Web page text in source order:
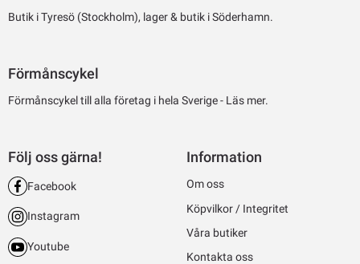
Butik i Tyresö (Stockholm), lager & butik i Söderhamn.
Förmånscykel
Förmånscykel till alla företag i hela Sverige - Läs mer.
Följ oss gärna!
Facebook
Instagram
Youtube
Information
Om oss
Köpvilkor / Integritet
Våra butiker
Kontakta oss